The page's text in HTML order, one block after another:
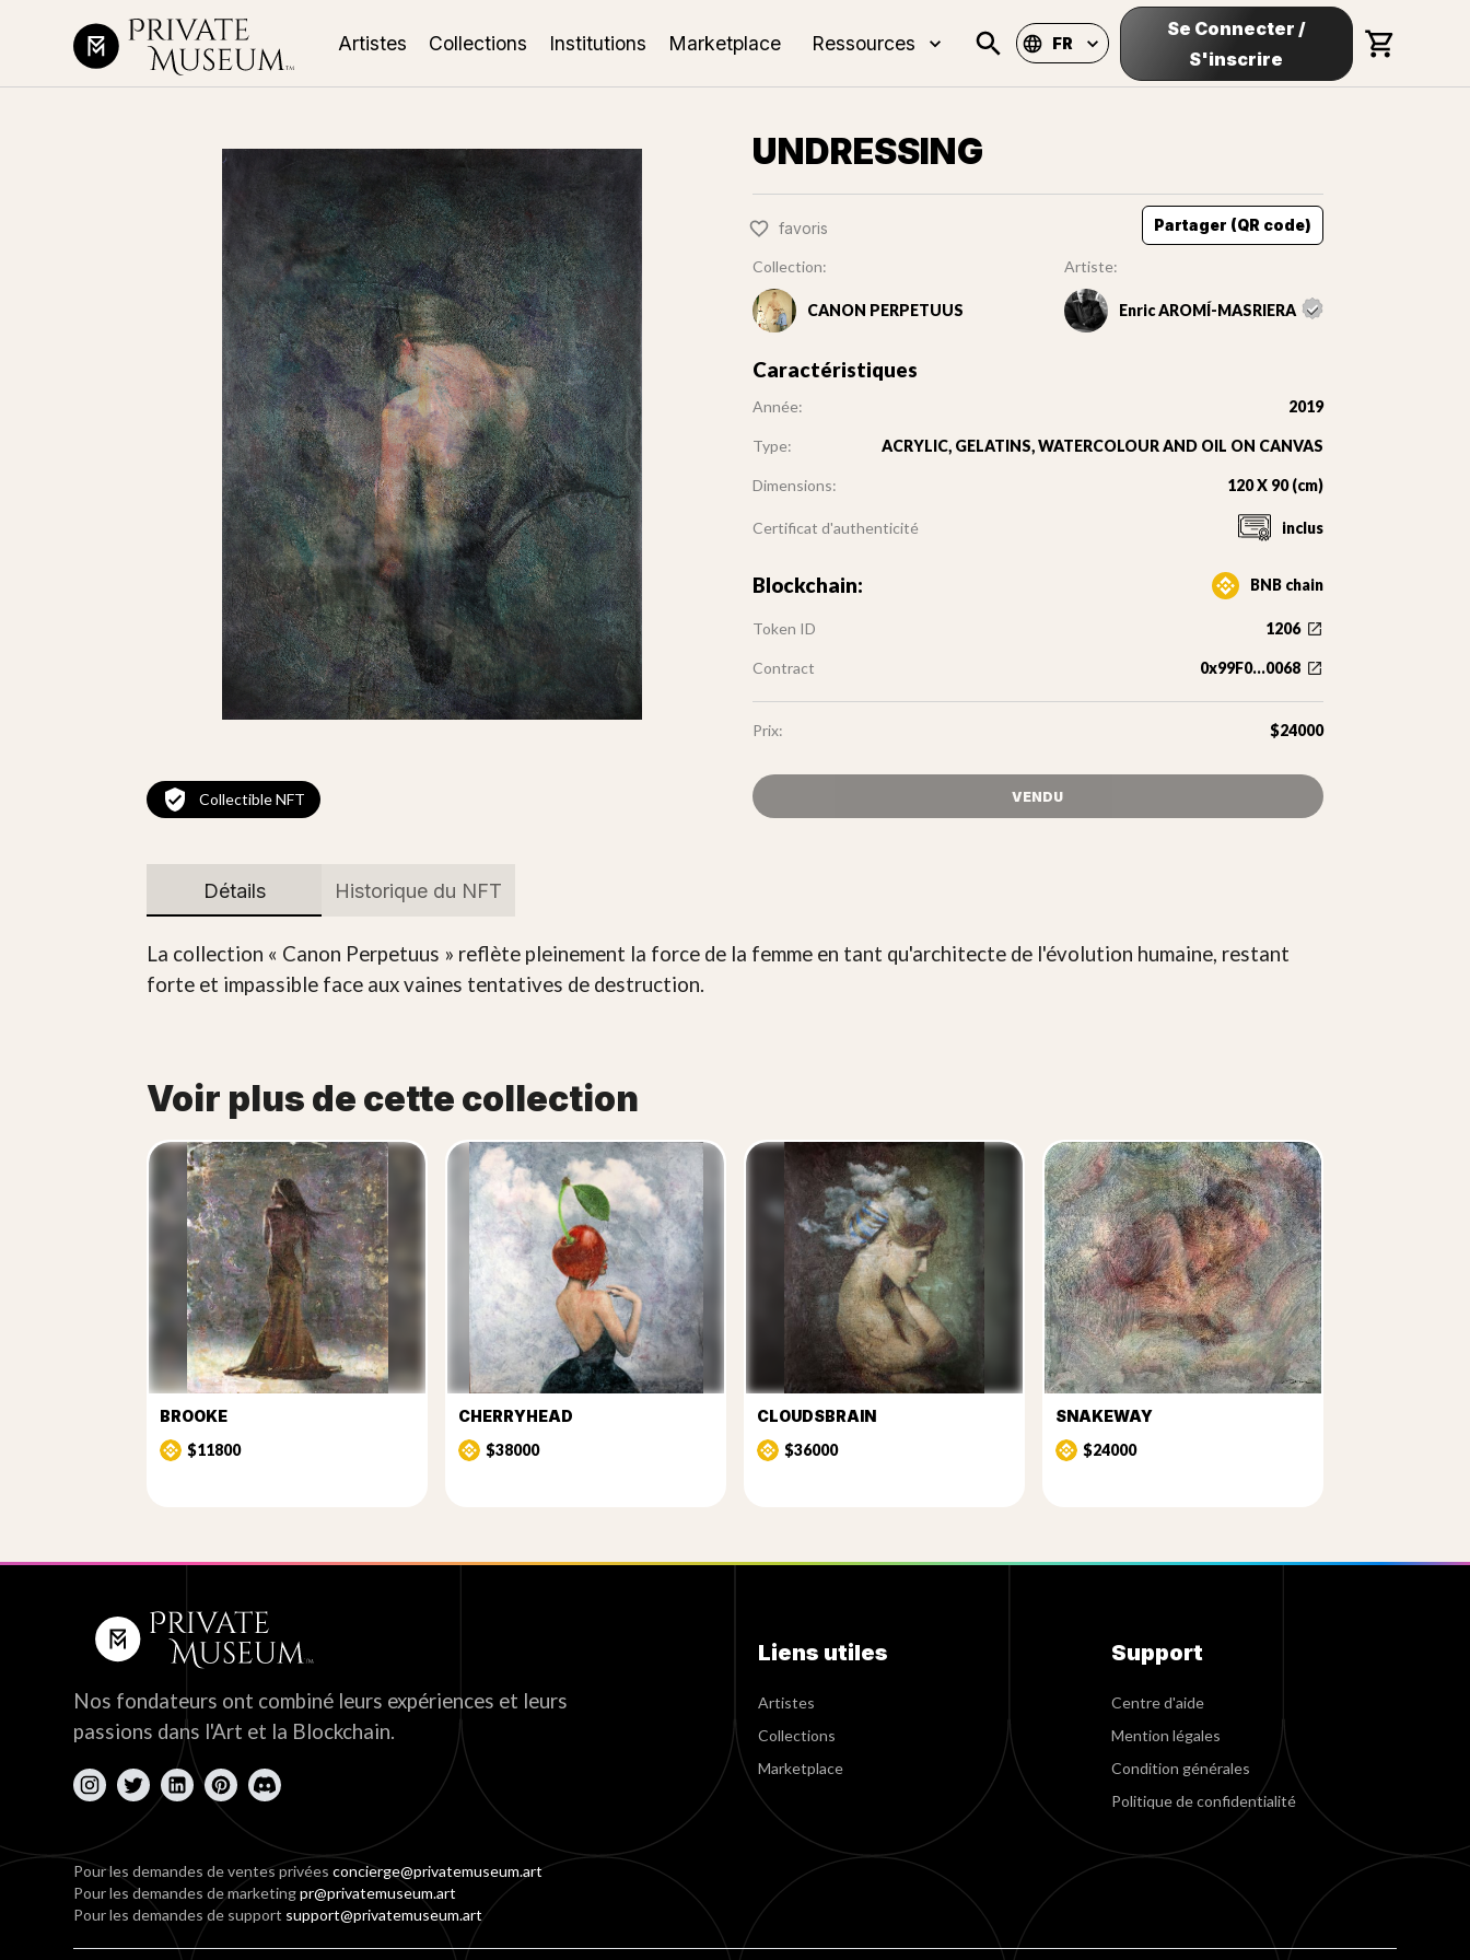
Artistes Collections Institutions Marketplace Ressources FR
Se Connecter /
S'inscrire
Collectible NFT
UNDRESSING
favoris Partager (QR code)
Collection:
CANON PERPETUUS
Artiste:
Enric AROMÍ-MASRIERA
Caractéristiques
Année: 2019
Type: ACRYLIC, GELATINS, WATERCOLOUR AND OIL ON CANVAS
Dimensions: 120 X 90 (cm)
Certificat d'authenticité inclus
Blockchain: BNB chain
Token ID 1206
Contract 0x99F0...0068
Prix: $24000
VENDU
Détails Historique du NFT
La collection « Canon Perpetuus » reflète pleinement la force de la femme en tant qu'architecte de l'évolution humaine, restant
forte et impassible face aux vaines tentatives de destruction.
Voir plus de cette collection
BROOKE
$11800
CHERRYHEAD
$38000
CLOUDSBRAIN
$36000
SNAKEWAY
$24000
Nos fondateurs ont combiné leurs expériences et leurs
passions dans l'Art et la Blockchain.
Liens utiles
Artistes
Collections
Marketplace
Support
Centre d'aide
Mention légales
Condition générales
Politique de confidentialité
Pour les demandes de ventes privéesconcierge@privatemuseum.art
Pour les demandes de marketingpr@privatemuseum.art
Pour les demandes de support support@privatemuseum.art